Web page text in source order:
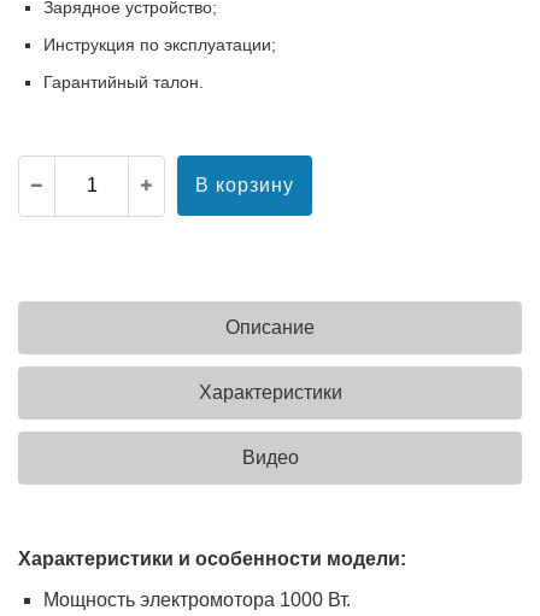
Зарядное устройство;
Инструкция по эксплуатации;
Гарантийный талон.
В корзину
Описание
Характеристики
Видео
Характеристики и особенности модели:
Мощность электромотора 1000 Вт.